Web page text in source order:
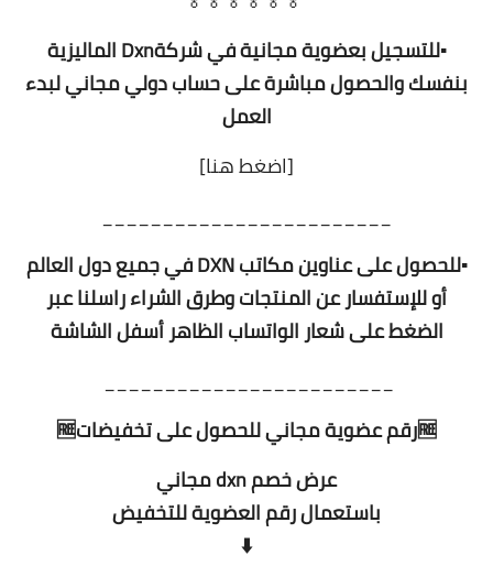
▪️للتسجيل بعضوية مجانية في شركةDxn الماليزية
بنفسك والحصول مباشرة على حساب دولي مجاني لبدء
العمل
[اضغط هنا]
________________________
▪️للحصول على عناوين مكاتب DXN في جميع دول العالم
أو للإستفسار عن المنتجات وطرق الشراء راسلنا عبر
الضغط على شعار الواتساب الظاهر أسفل الشاشة
________________________
🆓⁩رقم عضوية مجاني للحصول على تخفيضات🆓⁩
عرض خصم dxn مجاني
باستعمال رقم العضوية للتخفيض
⬇️